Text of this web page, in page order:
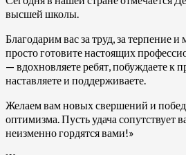
высшей школы.
Благодарим вас за труд, за терпение и
просто готовите настоящих
— вдохновляете ребят, побуждаете к
наставляете и поддерживаете.
Желаем вам новых свершений и
оптимизма. Пусть удача сопутствует
неизменно гордятся вами!»